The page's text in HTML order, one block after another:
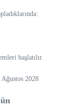
başlatılır.
2028